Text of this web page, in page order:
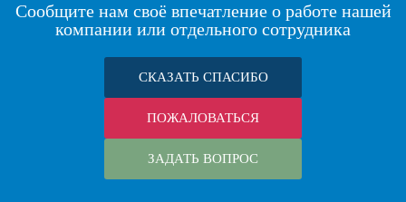
Сообщите нам своё впечатление о работе нашей
компании или отдельного сотрудника
СКАЗАТЬ СПАСИБО
ПОЖАЛОВАТЬСЯ
ЗАДАТЬ ВОПРОС